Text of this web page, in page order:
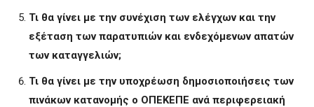
Τι θα γίνει με την συνέχιση των ελέγχων και την
εξέταση των παρατυπιών και ενδεχόμενων απατών
των καταγγελιών;
Τι θα γίνει με την υποχρέωση δημοσιοποιήσεις των
πινάκων κατανομής ο ΟΠΕΚΕΠΕ ανά περιφερειακή